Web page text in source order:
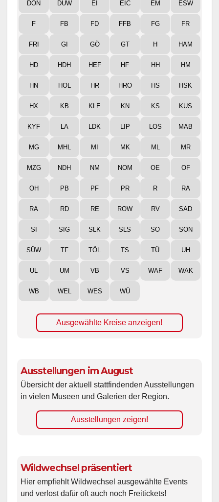
DON DÜW EI EIC EM ESW
F FB FD FFB FG FR
FRI GI GÖ GT H HAM
HD HDH HEF HF HH HM
HN HOL HR HRO HS HSK
HX KB KLE KN KS KUS
KYF LA LDK LIP LOS MAB
MG MHL MI MK ML MR
MZG NDH NM NOM OE OF
OH PB PF PR R RA
RA RD RE ROW RV SAD
SI SIG SLK SLS SO SON
SÜW TF TÖL TS TÜ UH
UL UM VB VS WAF WAK
WB WEL WES WÜ
Ausgewählte Kreise anzeigen!
Ausstellungen im August
Übersicht der aktuell stattfindenden Ausstellungen
in vielen Museen und Galerien der Region.
Ausstellungen zeigen!
Wildwechsel präsentiert
Hier empfiehlt Wildwechsel ausgewählte Events
und verlost dafür oft auch noch Freitickets!